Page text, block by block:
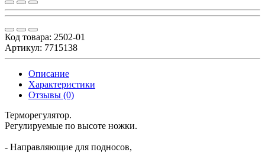
Код товара: 2502-01
Артикул: 7715138
Описание
Характеристики
Отзывы (0)
Терморегулятор.
Регулируемые по высоте ножки.
- Направляющие для подносов,